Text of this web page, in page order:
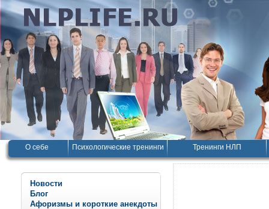
О себе Психологические тренинги Тренинги НЛП
Новости
Блог
Афоризмы и короткие анекдоты